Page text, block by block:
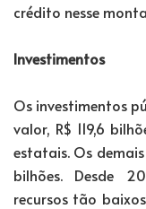
crédito nesse
Investimentos
Os investimentos
valor, R$ 119,6
estatais. Os
bilhões. Desde
recursos tão